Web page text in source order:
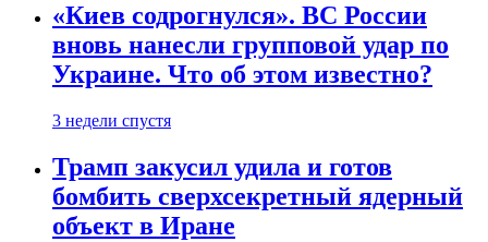
«Киев содрогнулся». ВС России
вновь нанесли групповой удар по
Украине. Что об этом известно?
3 недели спустя
Трамп закусил удила и готов
бомбить сверхсекретный ядерный
объект в Иране